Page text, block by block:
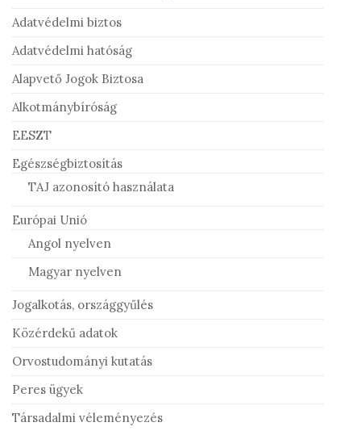
Adatvédelmi biztos
Adatvédelmi hatóság
Alapvető Jogok Biztosa
Alkotmánybíróság
EESZT
Egészségbiztosítás
TAJ azonosító használata
Európai Unió
Angol nyelven
Magyar nyelven
Jogalkotás, országgyűlés
Közérdekű adatok
Orvostudományi kutatás
Peres ügyek
Társadalmi véleményezés